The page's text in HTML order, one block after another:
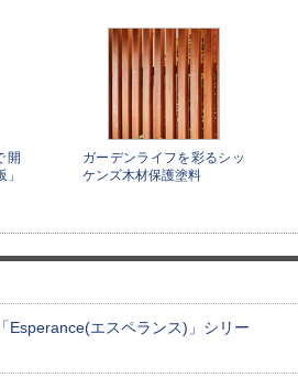
開
ガーデンライフを彩るシッ
ケンズ木材保護塗料
Esperance(エスペランス)」シリー